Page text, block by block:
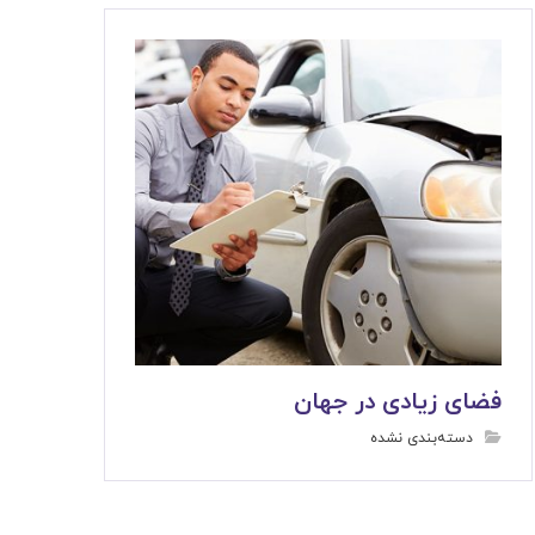
فضای زیادی در جهان
دسته‌بندی نشده